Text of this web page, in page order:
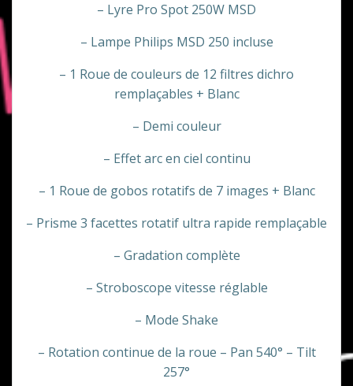
– Lyre Pro Spot 250W MSD
– Lampe Philips MSD 250 incluse
– 1 Roue de couleurs de 12 filtres dichro
remplaçables + Blanc
– Demi couleur
– Effet arc en ciel continu
– 1 Roue de gobos rotatifs de 7 images + Blanc
– Prisme 3 facettes rotatif ultra rapide remplaçable
– Gradation complète
– Stroboscope vitesse réglable
– Mode Shake
– Rotation continue de la roue – Pan 540° – Tilt
257°